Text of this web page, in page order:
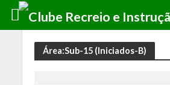
Área:Sub-15 (Iniciados-B)